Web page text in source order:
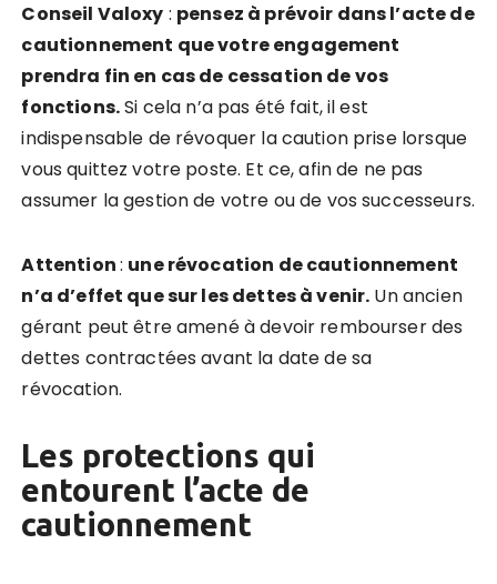
Conseil Valoxy : pensez à prévoir dans l’acte de
cautionnement que votre engagement
prendra fin en cas de cessation de vos
fonctions.Si cela n’a pas été fait, il est
indispensable de révoquer la caution prise lorsque
vous quittez votre poste. Et ce, afin de ne pas
assumer la gestion de votre ou de vos successeurs.
Attention: une révocation de cautionnement
n’a d’effet que sur les dettes à venir. Un ancien
gérant peut être amené à devoir rembourser des
dettes contractées avant la date de sa
révocation.
Les protections qui
entourent l’acte de
cautionnement